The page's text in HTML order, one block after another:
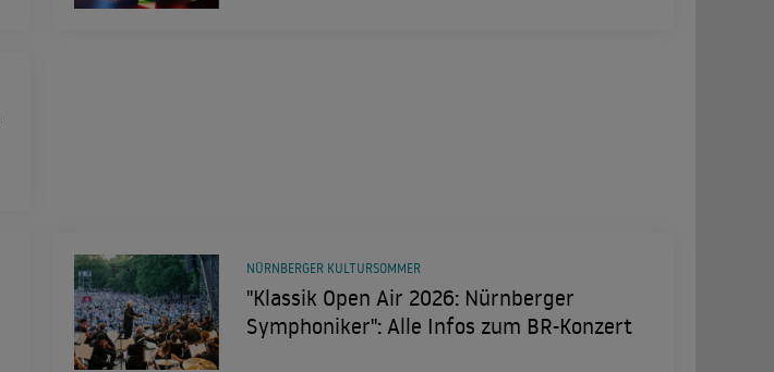
"Klassik Open Air 2026: Nürnberger
Symphoniker": Alle Infos zum BR-Konzert
NÜRNBERGER KULTURSOMMER